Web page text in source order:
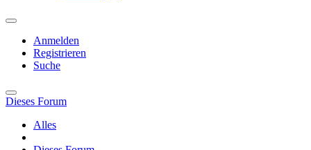
Anmelden
Registrieren
Suche
Dieses Forum
Alles